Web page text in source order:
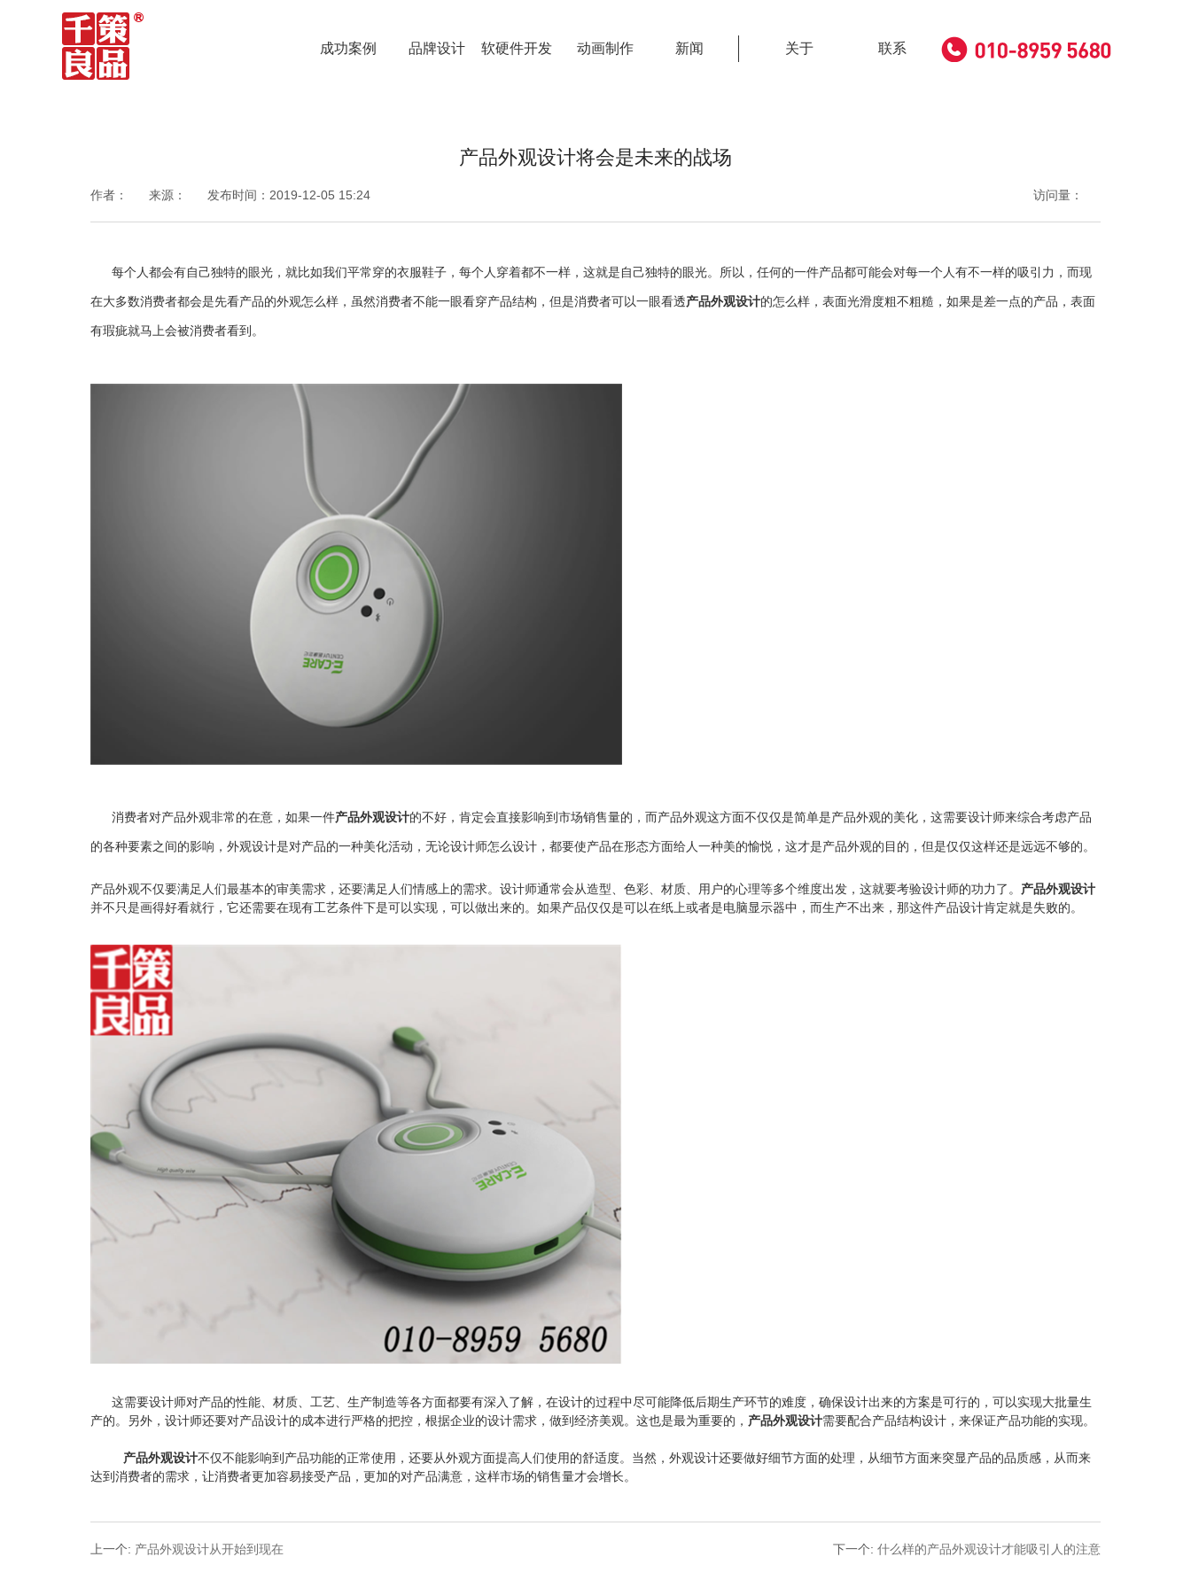
成功案例 品牌设计 软硬件开发 动画制作 新闻 关于 联系
产品外观设计将会是未来的战场
作者： 来源： 发布时间： 2019-12-05 15:24 访问量：
每个人都会有自己独特的眼光，就比如我们平常穿的衣服鞋子，每个人穿着都不一样，这就是自己独特的眼光。所以，任何的一件产品都可能会对每一个人有不一样的吸引力，而现
在大多数消费者都会是先看产品的外观怎么样，虽然消费者不能一眼看穿产品结构，但是消费者可以一眼看透产品外观设计的怎么样，表面光滑度粗不粗糙，如果是差一点的产品，表面
有瑕疵就马上会被消费者看到。
消费者对产品外观非常的在意，如果一件产品外观设计的不好，肯定会直接影响到市场销售量的，而产品外观这方面不仅仅是简单是产品外观的美化，这需要设计师来综合考虑产品
的各种要素之间的影响， 外观设计是对产品的一种美化活动，无论设计师怎么设计，都要使产品在形态方面给人一种美的愉悦，这才是产品外观的目的，但是仅仅这样还是远远不够的。
产品外观不仅要满足人们最基本的审美需求，还要满足人们情感上的需求。设计师通常会从造型、色彩、材质、用户的心理等多个维度出发，这就要考验设计师的功力了。 产品外观设计
并不只是画得好看就行，它还需要在现有工艺条件下是可以实现，可以做出来的。如果产品仅仅是可以在纸上或者是电脑显示器中，而生产不出来，那这件产品设计肯定就是失败的。
这需要设计师对产品的性能、材质、工艺、生产制造等各方面都要有深入了解，在设计的过程中尽可能降低后期生产环节的难度，确保设计出来的方案是可行的，可以实现大批量生
产的。另外，设计师还要对产品设计的成本进行严格的把控，根据企业的设计需求，做到经济美观。这也是最为重要的， 产品外观设计需要配合产品结构设计，来保证产品功能的实现。
产品外观设计不仅不能影响到产品功能的正常使用，还要从外观方面提高人们使用的舒适度。当然，外观设计还要做好细节方面的处理，从细节方面来突显产品的品质感，从而来
达到消费者的需求，让消费者更加容易接受产品，更加的对产品满意，这样市场的销售量才会增长。
上一个: 产品外观设计从开始到现在 下一个: 什么样的产品外观设计才能吸引人的注意